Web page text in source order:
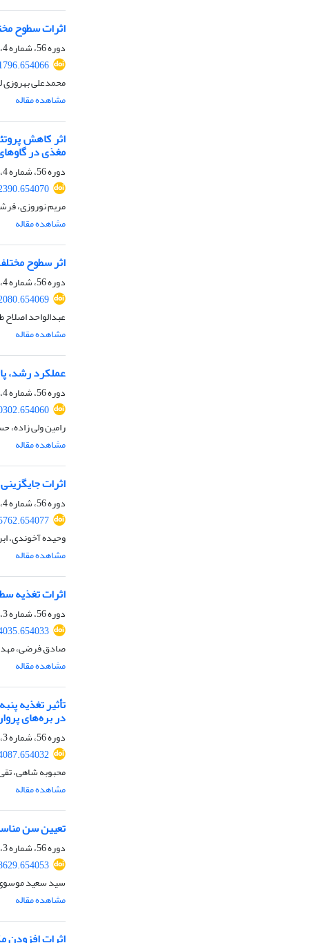
اثرات سطوح
دوره 56، شماره 4، زمستان 1404، صفحه
محمدعلی بهروزی
مشاهده مقاله
اثر کاهش
مغذی در
دوره 56، شماره 4، زمستان 1404، صفحه
مریم نوروزی،
مشاهده مقاله
اثر سطوح
دوره 56، شماره 4، زمستان 1404، صفحه
عبدالواحد
مشاهده مقاله
عملکرد رشد،
دوره 56، شماره 4، زمستان 1404، صفحه
رامین ولی زاده،
مشاهده مقاله
اثرات
دوره 56، شماره 4، زمستان 1404، صفحه
وحیده آخوندی،
مشاهده مقاله
اثرات تغذیه
دوره 56، شماره 3، پاییز 1404، صفحه
صادق فرضی،
مشاهده مقاله
در بره‌های
دوره 56، شماره 3، پاییز 1404، صفحه
محبوبه شاهی،
مشاهده مقاله
تعیین سن
دوره 56، شماره 3، پاییز 1404، صفحه
سید سعید
مشاهده مقاله